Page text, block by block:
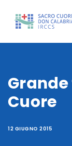
Cuore
12 GIUGNO 2015